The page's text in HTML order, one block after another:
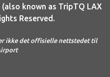
known as TripTQ LAX
Reserved.
er ikke det offisielle nettstedet til